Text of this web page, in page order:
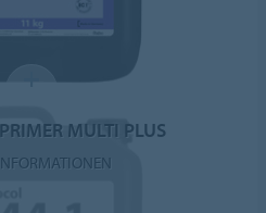
MULTI PLUS